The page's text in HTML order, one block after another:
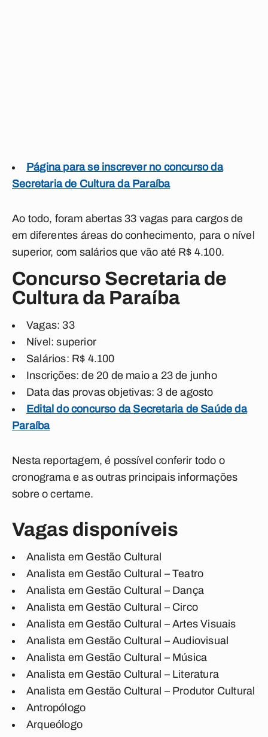
Página para se inscrever no concurso da
Secretaria de Cultura da Paraíba
Ao todo, foram abertas 33 vagas para cargos de
em diferentes áreas do conhecimento, para o nível
superior, com salários que vão até R$ 4.100.
Concurso Secretaria de
Cultura da Paraíba
Vagas: 33
Nível: superior
Salários: R$ 4.100
Inscrições: de 20 de maio a 23 de junho
Data das provas objetivas: 3 de agosto
Edital do concurso da Secretaria de Saúde da
Paraíba
Nesta reportagem, é possível conferir todo o
cronograma e as outras principais informações
sobre o certame.
Vagas disponíveis
Analista em Gestão Cultural
Analista em Gestão Cultural – Teatro
Analista em Gestão Cultural – Dança
Analista em Gestão Cultural – Circo
Analista em Gestão Cultural – Artes Visuais
Analista em Gestão Cultural – Audiovisual
Analista em Gestão Cultural – Música
Analista em Gestão Cultural – Literatura
Analista em Gestão Cultural – Produtor Cultural
Antropólogo
Arqueólogo